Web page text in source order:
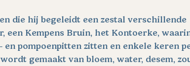
die hij begeleidt een zestal verschillende
een Kempens Bruin, het Kontoerke,
en pompoenpitten zitten en enkele keren
gemaakt van bloem, water, desem,